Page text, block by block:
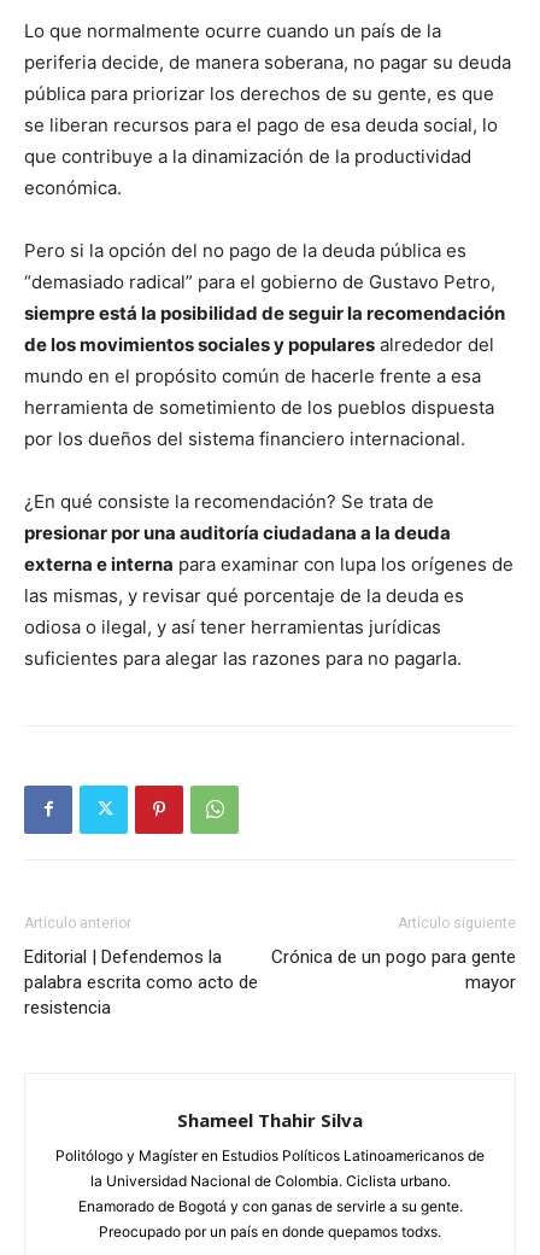
Lo que normalmente ocurre cuando un país de la
periferia decide, de manera soberana, no pagar su deuda
pública para priorizar los derechos de su gente, es que
se liberan recursos para el pago de esa deuda social, lo
que contribuye a la dinamización de la productividad
económica.
Pero si la opción del no pago de la deuda pública es
“demasiado radical” para el gobierno de Gustavo Petro,
siempre está la posibilidad de seguir la recomendación
de los movimientos sociales y populares alrededor del
mundo en el propósito común de hacerle frente a esa
herramienta de sometimiento de los pueblos dispuesta
por los dueños del sistema financiero internacional.
¿En qué consiste la recomendación? Se trata de
presionar por una auditoría ciudadana a la deuda
externa e interna para examinar con lupa los orígenes de
las mismas, y revisar qué porcentaje de la deuda es
odiosa o ilegal, y así tener herramientas jurídicas
suficientes para alegar las razones para no pagarla.
Artículo anterior
Editorial | Defendemos la
palabra escrita como acto de
resistencia
Artículo siguiente
Crónica de un pogo para gente
mayor
Shameel Thahir Silva
Politólogo y Magíster en Estudios Políticos Latinoamericanos de
la Universidad Nacional de Colombia. Ciclista urbano.
Enamorado de Bogotá y con ganas de servirle a su gente.
Preocupado por un país en donde quepamos todxs.